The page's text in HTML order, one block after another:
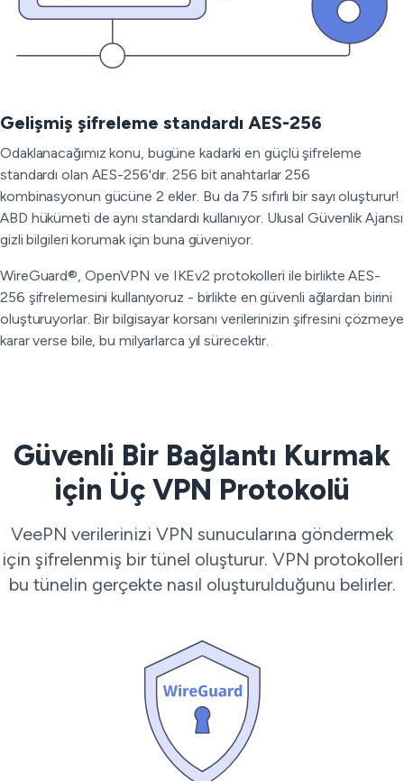
Gelişmiş şifreleme standardı AES-256
Odaklanacağımız konu, bugüne kadarki en güçlü şifreleme
standardı olan AES-256'dır. 256 bit anahtarlar 256
kombinasyonun gücüne 2 ekler. Bu da 75 sıfırlı bir sayı oluşturur!
ABD hükümeti de aynı standardı kullanıyor. Ulusal Güvenlik Ajansı
gizli bilgileri korumak için buna güveniyor.
WireGuard®, OpenVPN ve IKEv2 protokolleri ile birlikte AES-
256 şifrelemesini kullanıyoruz - birlikte en güvenli ağlardan birini
oluşturuyorlar. Bir bilgisayar korsanı verilerinizin şifresini çözmeye
karar verse bile, bu milyarlarca yıl sürecektir.
Güvenli Bir Bağlantı Kurmak
için Üç VPN Protokolü
VeePN verilerinizi VPN sunucularına göndermek
için şifrelenmiş bir tünel oluşturur. VPN protokolleri
bu tünelin gerçekte nasıl oluşturulduğunu belirler.